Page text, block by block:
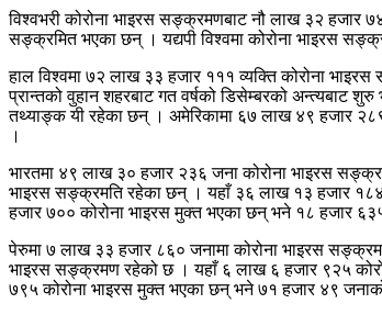
विश्वभरी कोरोना भाइरस सङ्क्रमणबाट नौ लाख ३२ हजार
सङ्क्रमित भएका छन् । यद्यपी विश्वमा कोरोना भाइरस
हाल विश्वमा ७२ लाख ३३ हजार १११ व्यक्ति कोरोना
प्रान्तको वुहान शहरबाट गत वर्षको डिसेम्बरको अन्त्यबाट
तथ्याङ्क यी रहेका छन् । अमेरिकामा ६७ लाख ४९ हजार
।
भारतमा ४९ लाख ३० हजार २३६ जना कोरोना भाइरस
भाइरस सङ्क्रमति रहेका छन् । यहाँ ३६ लाख १३ हजार
हजार ७०० कोरोना भाइरस मुक्त भएका छन् भने १८ हजार
पेरुमा ७ लाख ३३ हजार ८६० जनामा कोरोना भाइरस
भाइरस सङ्क्रमण रहेको छ । यहाँ ६ लाख ६ हजार ९२५
७९५ कोरोना भाइरस मुक्त भएका छन् भने ७१ हजार ४९